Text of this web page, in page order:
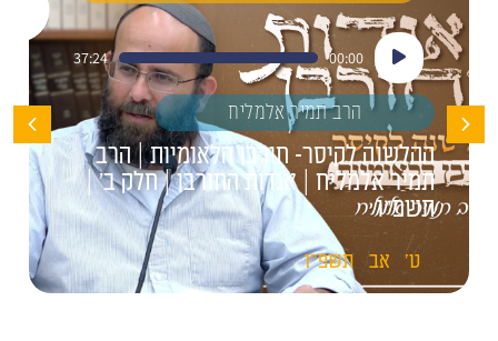
נגן
אודיו
00:00
37:24
הרב תמיר אלמליח
ההלשנה לקיסר- חורבן הלאומיות | הרב
תמיר אלמליח | אגדות החורבן | חלק ב' |
תשפ"ו
ט' אב תשפ"ו